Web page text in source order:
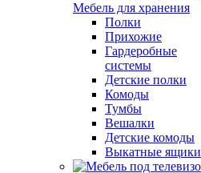
Мебель для хранения
Полки
Прихожие
Гардеробные
системы
Детские полки
Комоды
Тумбы
Вешалки
Детские комоды
Выкатные ящики